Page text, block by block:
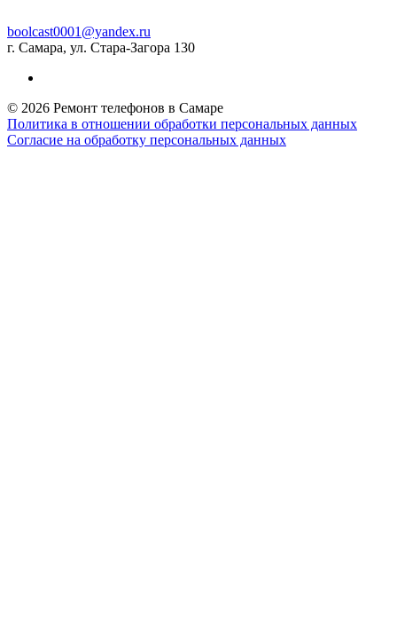
boolcast0001@yandex.ru
г. Самара, ул. Стара-Загора 130
© 2026 Ремонт телефонов в Самаре
Политика в отношении обработки персональных данных
Согласие на обработку персональных данных